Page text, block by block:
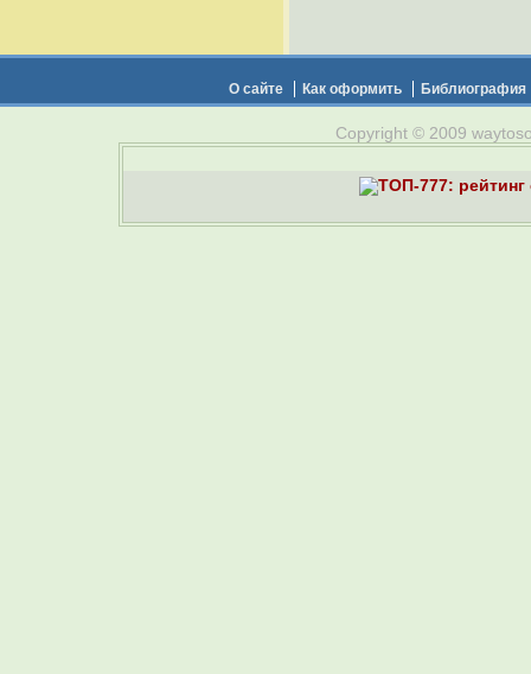
О сайте Как оформить Библиография
Copyright © 2009